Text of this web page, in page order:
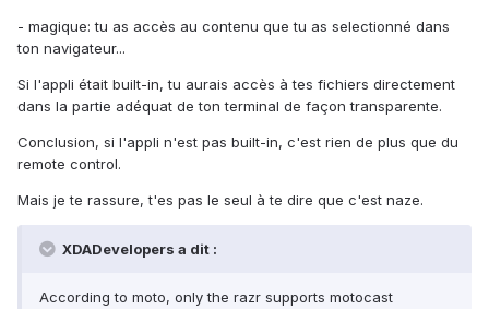
- magique: tu as accès au contenu que tu as selectionné dans
ton navigateur...
Si l'appli était built-in, tu aurais accès à tes fichiers directement
dans la partie adéquat de ton terminal de façon transparente.
Conclusion, si l'appli n'est pas built-in, c'est rien de plus que du
remote control.
Mais je te rassure, t'es pas le seul à te dire que c'est naze.
XDADevelopers a dit :
According to moto, only the razr supports motocast